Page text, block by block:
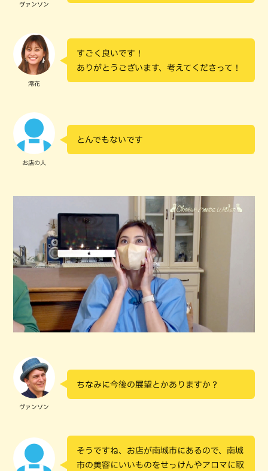
ヴァンソン
澪花
すごく良いです！
ありがとうございます、考えてくださって！
お店の人
とんでもないです
ヴァンソン
ちなみに今後の展望とかありますか？
そうですね、お店が南城市にあるので、南城
市の美容にいいものをせっけんやアロマに取